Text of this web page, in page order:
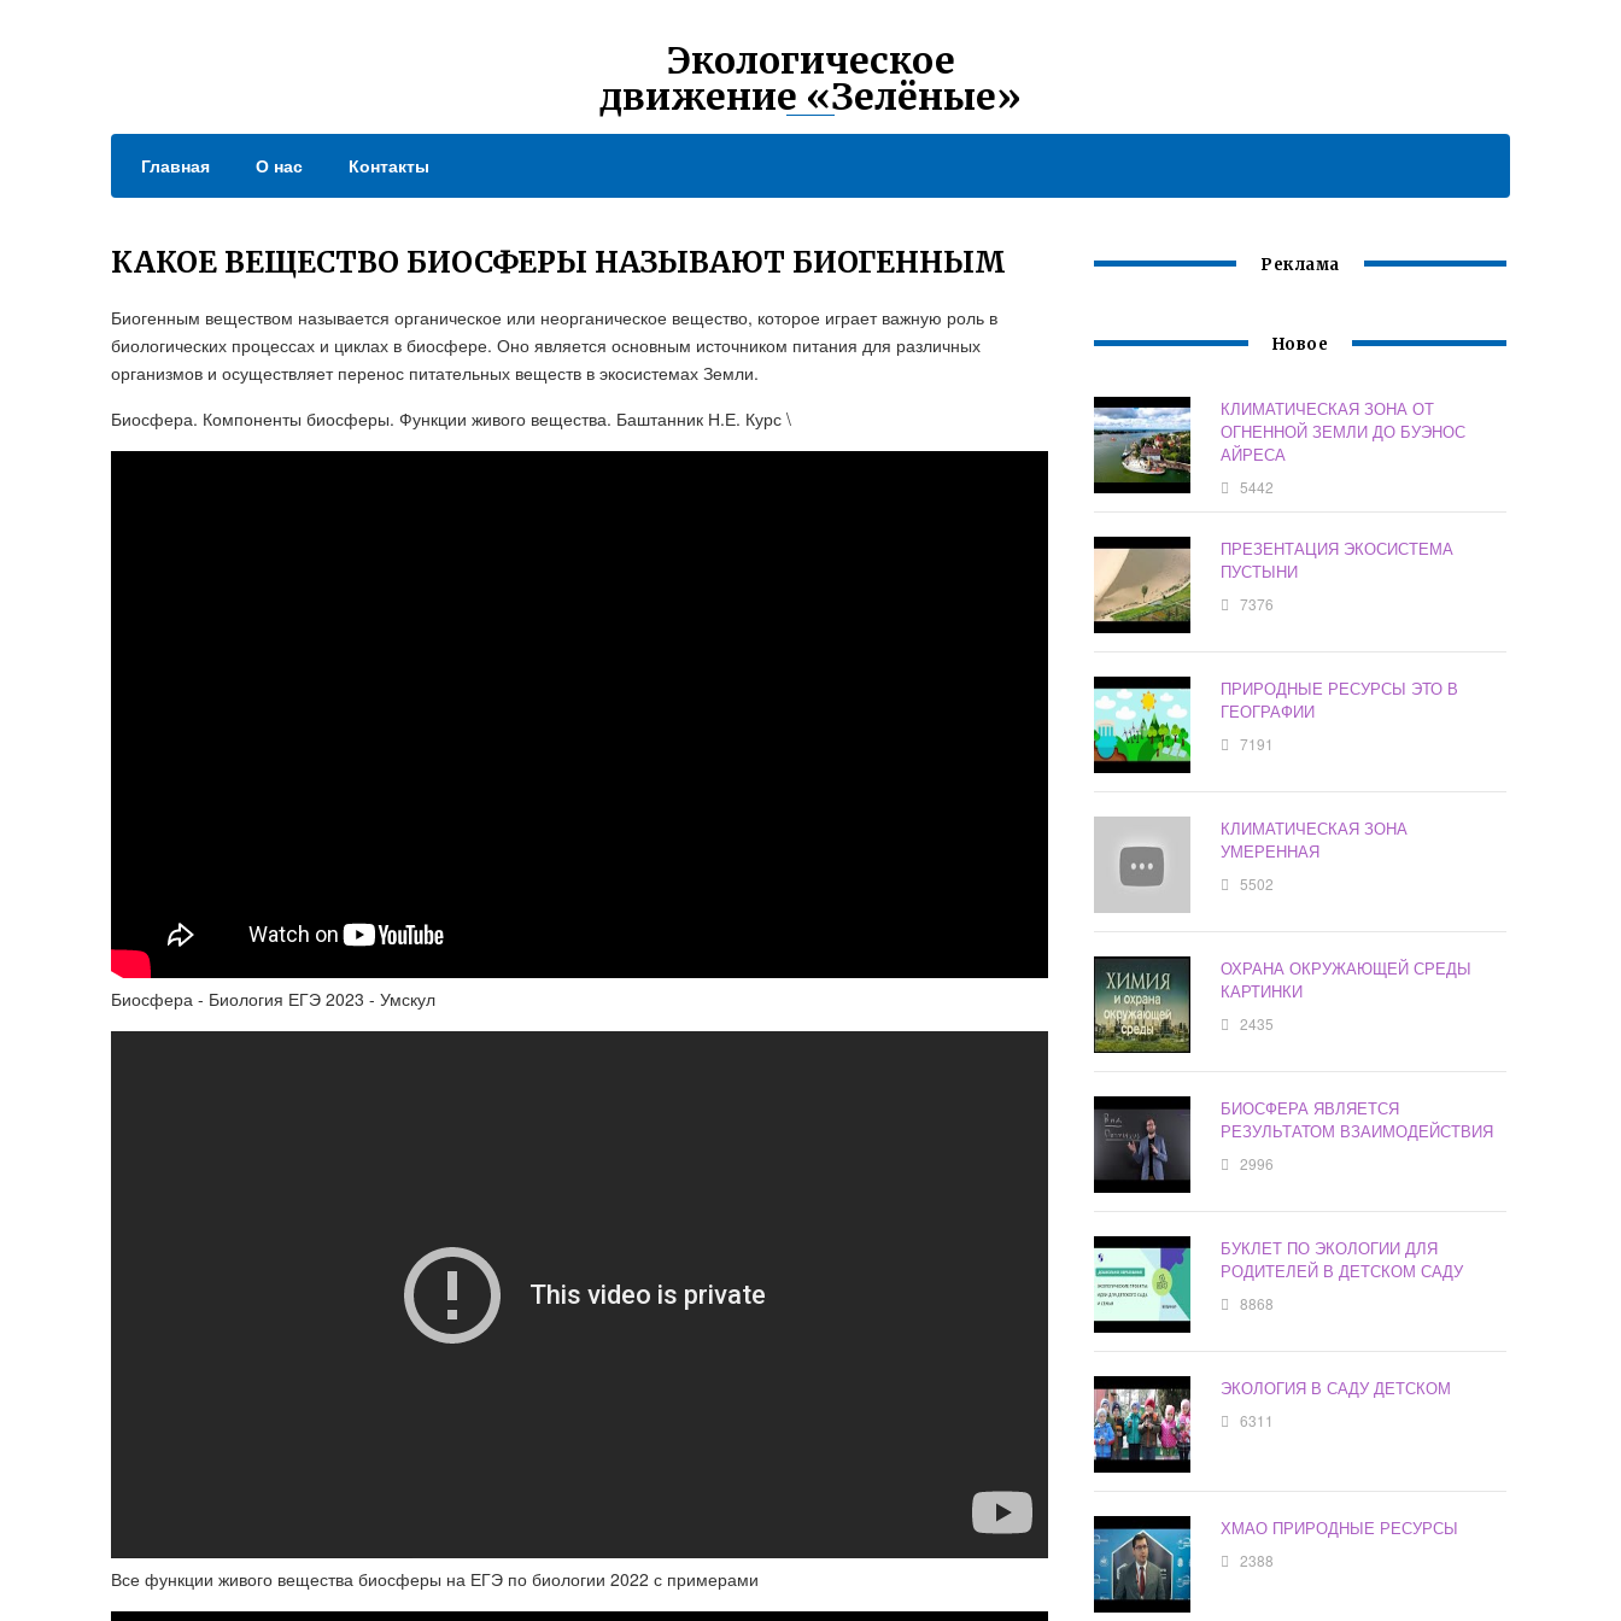
Экологическое
движение «Зелёные»
Главная О нас Контакты
КАКОЕ ВЕЩЕСТВО БИОСФЕРЫ НАЗЫВАЮТ БИОГЕННЫМ
Биогенным веществом называется органическое или неорганическое вещество, которое играет важную роль в
биологических процессах и циклах в биосфере. Оно является основным источником питания для различных
организмов и осуществляет перенос питательных веществ в экосистемах Земли.
Биосфера. Компоненты биосферы. Функции живого вещества. Баштанник Н.Е. Курс \
Биосфера - Биология ЕГЭ 2023 - Умскул
Все функции живого вещества биосферы на ЕГЭ по биологии 2022 с примерами
Реклама
Новое
КЛИМАТИЧЕСКАЯ ЗОНА ОТ
ОГНЕННОЙ ЗЕМЛИ ДО БУЭНОС
АЙРЕСА
5442
ПРЕЗЕНТАЦИЯ ЭКОСИСТЕМА
ПУСТЫНИ
7376
ПРИРОДНЫЕ РЕСУРСЫ ЭТО В
ГЕОГРАФИИ
7191
КЛИМАТИЧЕСКАЯ ЗОНА
УМЕРЕННАЯ
5502
ОХРАНА ОКРУЖАЮЩЕЙ СРЕДЫ
КАРТИНКИ
2435
БИОСФЕРА ЯВЛЯЕТСЯ
РЕЗУЛЬТАТОМ ВЗАИМОДЕЙСТВИЯ
2996
БУКЛЕТ ПО ЭКОЛОГИИ ДЛЯ
РОДИТЕЛЕЙ В ДЕТСКОМ САДУ
8868
ЭКОЛОГИЯ В САДУ ДЕТСКОМ
6311
ХМАО ПРИРОДНЫЕ РЕСУРСЫ
2388